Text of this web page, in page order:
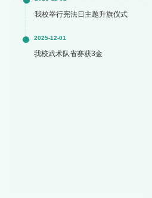
我校举行宪法日主题升旗仪式
2025-12-01
我校武术队省赛获3金